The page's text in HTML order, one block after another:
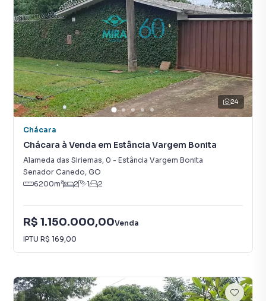
24
Chácara
Chácara à Venda em Estância Vargem Bonita
Alameda das Siriemas, 0 - Estância Vargem Bonita
Senador Canedo, GO
6200m² 2 1 2
R$ 1.150.000,00Venda
IPTU R$ 169,00